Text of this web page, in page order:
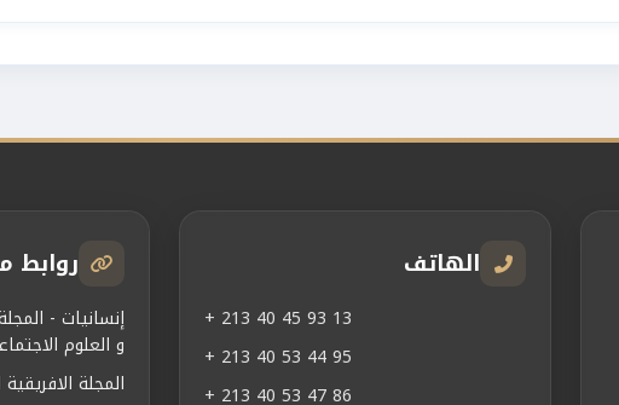
الهاتف
+ 213 40 45 93 13
+ 213 40 53 44 95
+ 213 40 53 47 86
روابط
إنسانيات -
و العلوم
المجلة